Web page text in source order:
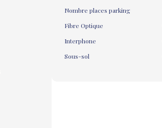
Nombre places parking
Fibre Optique
Interphone
Sous-sol